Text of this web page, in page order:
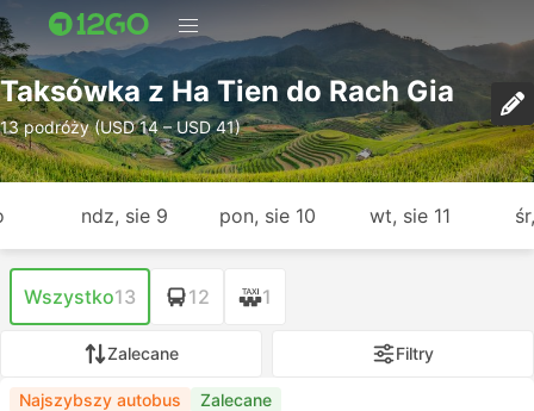
Taksówka z Ha Tien do Rach Gia
13 podróży (USD 14 – USD 41)
ndz, sie 9 pon, sie 10 wt, sie 11
Wszystko13 12 1
Zalecane Filtry
Najszybszy autobus Zalecane